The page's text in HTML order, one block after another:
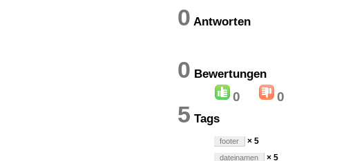
0 Antworten
0 Bewertungen
0 0
5 Tags
footer × 5
dateinamen × 5